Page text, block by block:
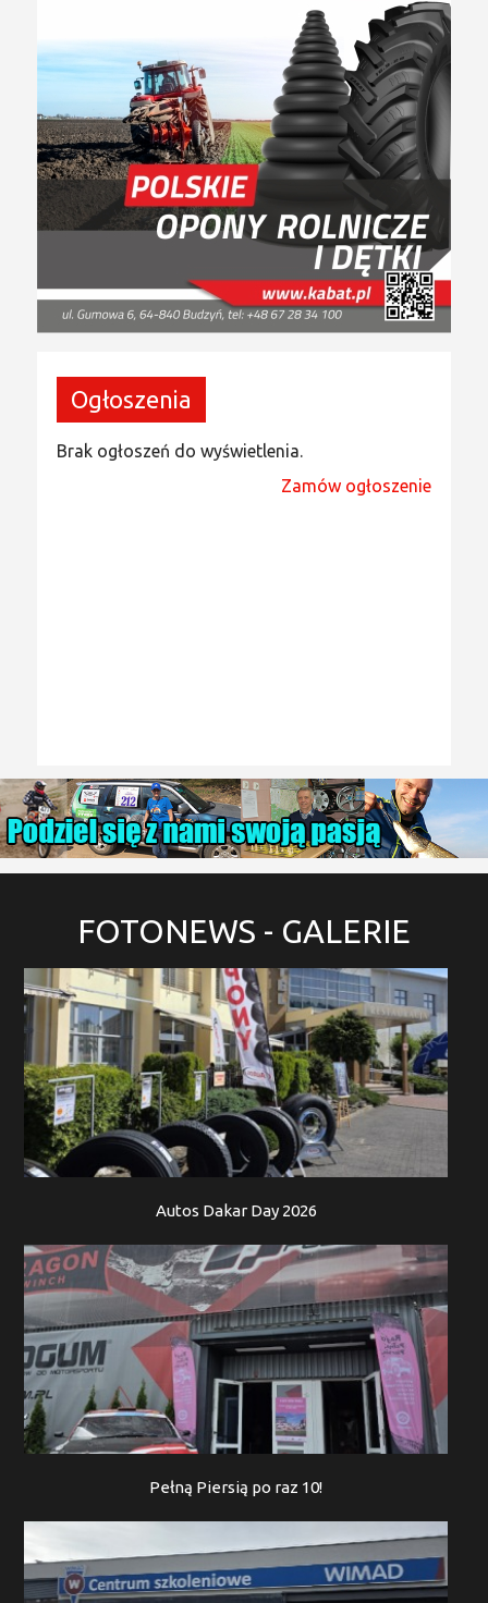
Ogłoszenia
Brak ogłoszeń do wyświetlenia.
Zamów ogłoszenie
FOTONEWS - GALERIE
Autos Dakar Day 2026
Pełną Piersią po raz 10!